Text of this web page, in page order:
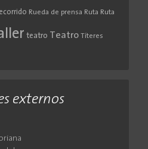
Rueda de prensa Ruta Ruta
teatro Teatro Títeres
externos